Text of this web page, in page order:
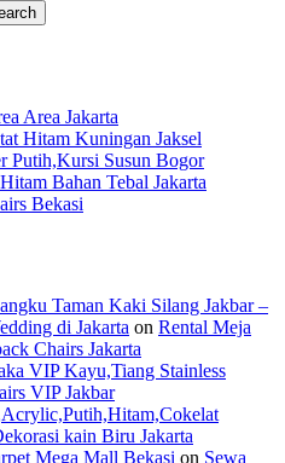
Area Jakarta
Hitam Kuningan Jaksel
Putih,Kursi Susun Bogor
Bahan Tebal Jakarta
Bekasi
Taman Kaki Silang Jakbar –
di Jakarta on Rental Meja
Chairs Jakarta
VIP Kayu,Tiang Stainless
VIP Jakbar
kain Biru Jakarta
Mega Mall Bekasi on Sewa